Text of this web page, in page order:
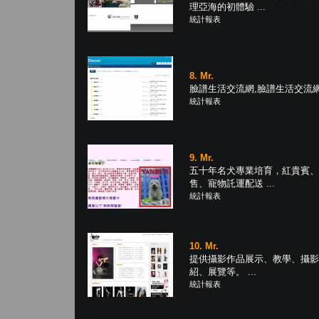
理亞海的初體驗 ...
統計報表
8. Mr.
臉譜生活交流網,臉譜生活交流
統計報表
9. Mr.
五十年名犬專業培育，紅貴賓
售、寵物託運配送 ...
統計報表
10. Mr.
提供攝影作品展示、教學、攝
紹、展覽等。 ...
統計報表